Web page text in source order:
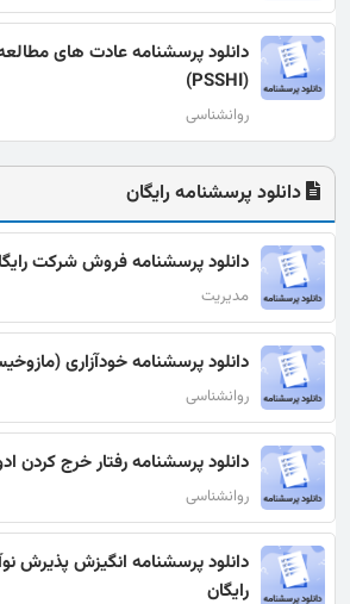
دانلود پرسشنامه عادت های
(PSSHI)
روانشناسی
دانلود پرسشنامه رایگان
دانلود پرسشنامه فروش شرکت
مدیریت
دانلود پرسشنامه خودآزاری
روانشناسی
دانلود پرسشنامه رفتار خرج کردن
روانشناسی
دانلود پرسشنامه انگیزش پذیرش
رایگان